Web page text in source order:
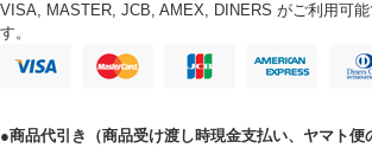
VISA, MASTER, JCB, AMEX, DINERS がご利用可
す。
●商品代引き（商品受け渡し時現金支払い、ヤマト便